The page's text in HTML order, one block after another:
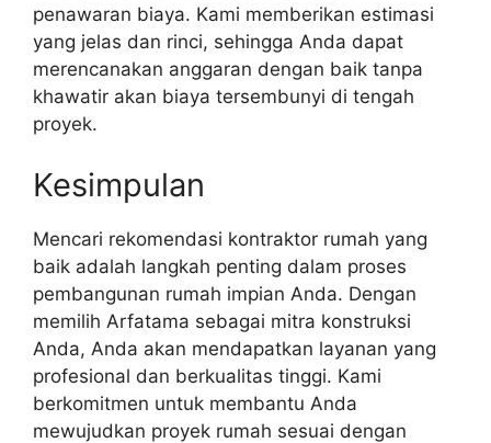
penawaran biaya. Kami memberikan estimasi
yang jelas dan rinci, sehingga Anda dapat
merencanakan anggaran dengan baik tanpa
khawatir akan biaya tersembunyi di tengah
proyek.
Kesimpulan
Mencari rekomendasi kontraktor rumah yang
baik adalah langkah penting dalam proses
pembangunan rumah impian Anda. Dengan
memilih Arfatama sebagai mitra konstruksi
Anda, Anda akan mendapatkan layanan yang
profesional dan berkualitas tinggi. Kami
berkomitmen untuk membantu Anda
mewujudkan proyek rumah sesuai dengan